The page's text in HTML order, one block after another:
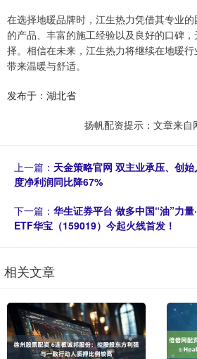
在选择地暖品牌时，江生热力凭借其专业
的产品、丰富的施工经验以及良好的口碑
择。相信在未来，江生热力将继续在地暖
带来温暖与舒适。
发布于：湖北省
扬帆配资提示：文章来自
上一篇： 天金策略官网 双主业承压、创
度净利润同比降67%
下一篇： 华生证券平台 做多中国“油”力
ETF华宝（159019）今起火线首发！
相关文章